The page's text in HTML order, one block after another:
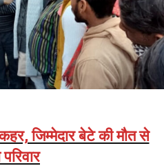
जिम्मेदार बेटे की मौत से